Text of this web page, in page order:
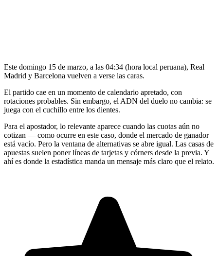
Este domingo 15 de marzo, a las 04:34 (hora local peruana), Real
Madrid y Barcelona vuelven a verse las caras.
El partido cae en un momento de calendario apretado, con
rotaciones probables. Sin embargo, el ADN del duelo no cambia: se
juega con el cuchillo entre los dientes.
Para el apostador, lo relevante aparece cuando las cuotas aún no
cotizan — como ocurre en este caso, donde el mercado de ganador
está vacío. Pero la ventana de alternativas se abre igual. Las casas de
apuestas suelen poner líneas de tarjetas y córners desde la previa. Y
ahí es donde la estadística manda un mensaje más claro que el relato.